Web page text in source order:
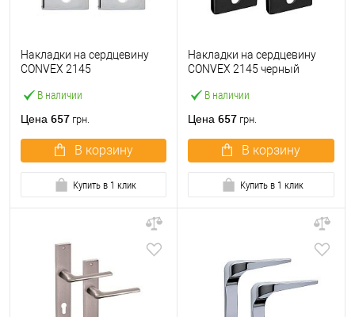
В наличии
Накладки на сердцевину
CONVEX 2145
Цена 657 грн.
В корзину
Купить в 1 клик
В наличии
Накладки на сердцевину
CONVEX 2145 черный
Цена 657 грн.
В корзину
Купить в 1 клик